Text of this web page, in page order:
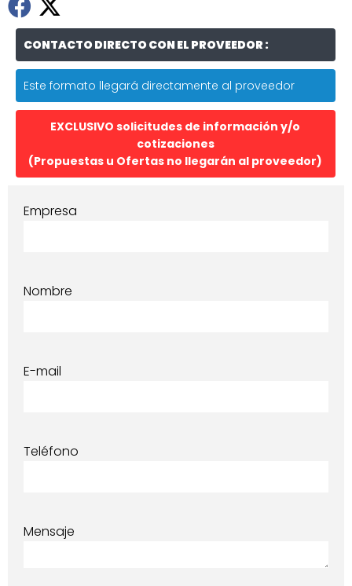
CONTACTO DIRECTO CON EL PROVEEDOR :
Este formato llegará directamente al proveedor
EXCLUSIVO solicitudes de información y/o
cotizaciones
(Propuestas u Ofertas no llegarán al proveedor)
Empresa
Nombre
E-mail
Teléfono
Mensaje